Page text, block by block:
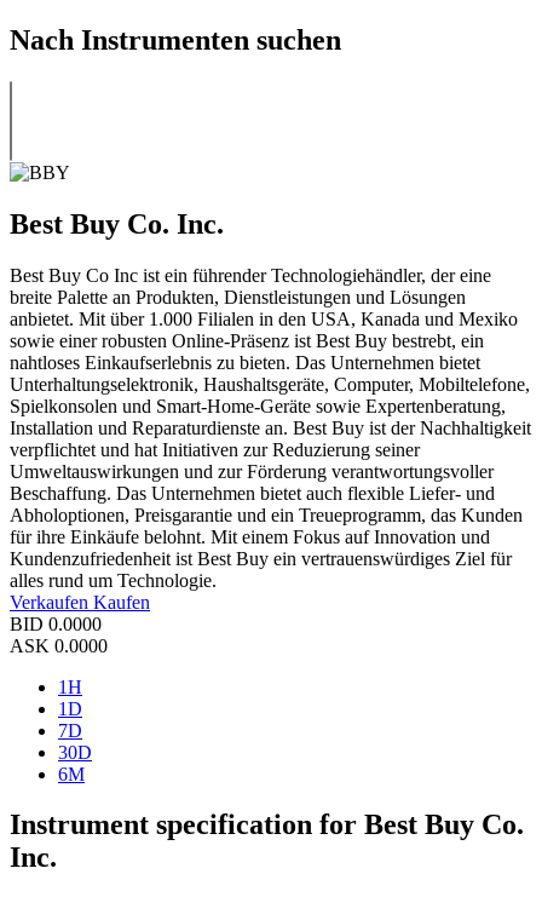
Nach Instrumenten suchen
Best Buy Co. Inc.
Best Buy Co Inc ist ein führender Technologiehändler, der eine
breite Palette an Produkten, Dienstleistungen und Lösungen
anbietet. Mit über 1.000 Filialen in den USA, Kanada und Mexiko
sowie einer robusten Online-Präsenz ist Best Buy bestrebt, ein
nahtloses Einkaufserlebnis zu bieten. Das Unternehmen bietet
Unterhaltungselektronik, Haushaltsgeräte, Computer, Mobiltelefone,
Spielkonsolen und Smart-Home-Geräte sowie Expertenberatung,
Installation und Reparaturdienste an. Best Buy ist der Nachhaltigkeit
verpflichtet und hat Initiativen zur Reduzierung seiner
Umweltauswirkungen und zur Förderung verantwortungsvoller
Beschaffung. Das Unternehmen bietet auch flexible Liefer- und
Abholoptionen, Preisgarantie und ein Treueprogramm, das Kunden
für ihre Einkäufe belohnt. Mit einem Fokus auf Innovation und
Kundenzufriedenheit ist Best Buy ein vertrauenswürdiges Ziel für
alles rund um Technologie.
Verkaufen Kaufen
BID 0.0000
ASK 0.0000
1H
1D
7D
30D
6M
Instrument specification for Best Buy Co.
Inc.